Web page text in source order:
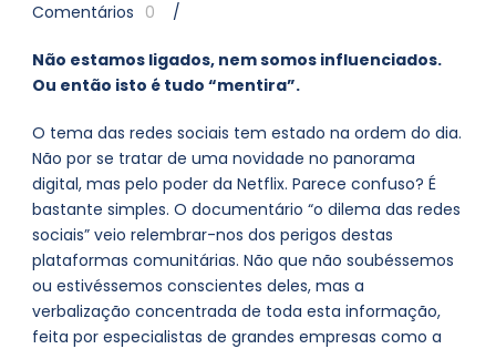
Comentários 0 /
Não estamos ligados, nem somos influenciados.
Ou então isto é tudo “mentira”.
O tema das redes sociais tem estado na ordem do dia.
Não por se tratar de uma novidade no panorama
digital, mas pelo poder da Netflix. Parece confuso? É
bastante simples. O documentário “o dilema das redes
sociais” veio relembrar-nos dos perigos destas
plataformas comunitárias. Não que não soubéssemos
ou estivéssemos conscientes deles, mas a
verbalização concentrada de toda esta informação,
feita por especialistas de grandes empresas como a